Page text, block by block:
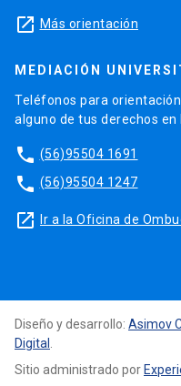
launch Más orientación
MEDIACIÓN
Teléfonos para
alguno de tus derechos en
phone (56)95504 1691
phone (56)95504 1247
launch Ir a la Oficina de
Diseño y desarrollo: Asimov
Digital
Sitio administrado por